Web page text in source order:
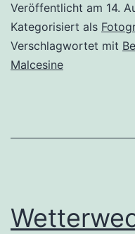
Veröffentlicht am 14.
Kategorisiert als
Verschlagwortet mit
Malcesine